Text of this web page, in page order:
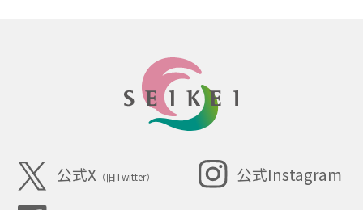
公式X （旧Twitter） 公式Instagram